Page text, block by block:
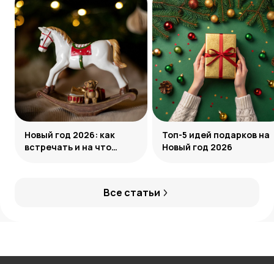
Все статьи
Новый год 2026: как
встречать и на что
Топ-5 идей подарков на
Новый год 2026